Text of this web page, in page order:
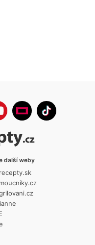
další weby